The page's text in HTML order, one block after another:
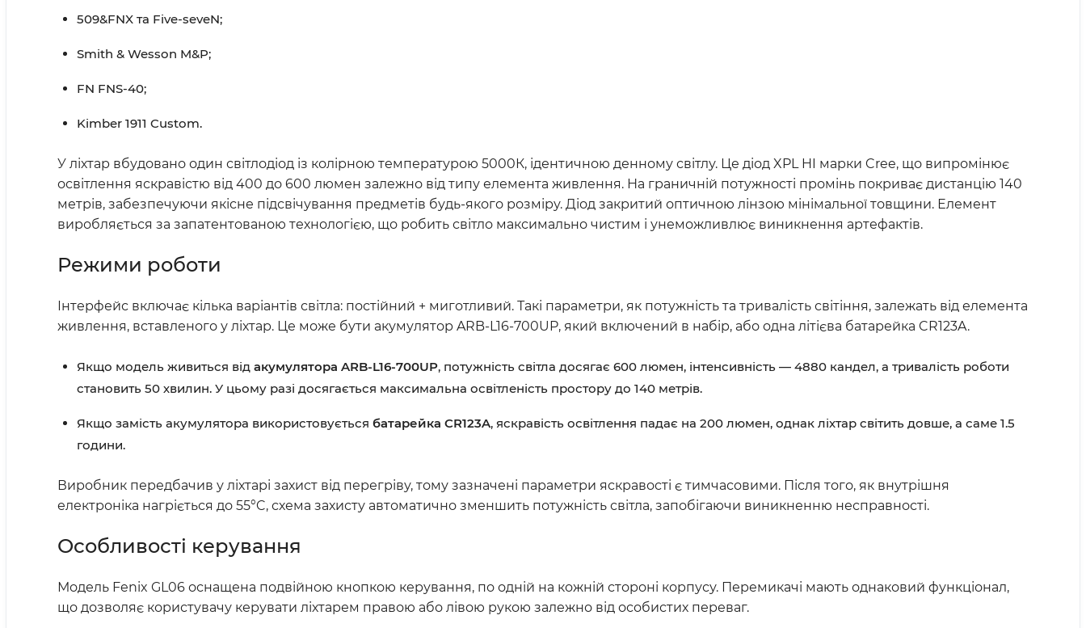
509&FNX та Five-seveN;
Smith & Wesson M&P;
FN FNS-40;
Kimber 1911 Custom.
У ліхтар вбудовано один світлодіод із колірною температурою 5000К, ідентичною денному світлу. Це діод XPL HI марки Cree, що випромінює
освітлення яскравістю від 400 до 600 люмен залежно від типу елемента живлення. На граничній потужності промінь покриває дистанцію 140
метрів, забезпечуючи якісне підсвічування предметів будь-якого розміру. Діод закритий оптичною лінзою мінімальної товщини. Елемент
виробляється за запатентованою технологією, що робить світло максимально чистим і унеможливлює виникнення артефактів.
Режими роботи
Інтерфейс включає кілька варіантів світла: постійний + миготливий. Такі параметри, як потужність та тривалість світіння, залежать від елемента
живлення, вставленого у ліхтар. Це може бути акумулятор ARB-L16-700UP, який включений в набір, або одна літієва батарейка CR123A.
Якщо модель живиться від акумулятора ARB-L16-700UP, потужність світла досягає 600 люмен, інтенсивність — 4880 кандел, а тривалість роботи
становить 50 хвилин. У цьому разі досягається максимальна освітленість простору до 140 метрів.
Якщо замість акумулятора використовується батарейка CR123A, яскравість освітлення падає на 200 люмен, однак ліхтар світить довше, а саме 1.5
години.
Виробник передбачив у ліхтарі захист від перегріву, тому зазначені параметри яскравості є тимчасовими. Після того, як внутрішня
електроніка нагріється до 55°C, схема захисту автоматично зменшить потужність світла, запобігаючи виникненню несправності.
Особливості керування
Модель Fenix GL06 оснащена подвійною кнопкою керування, по одній на кожній стороні корпусу. Перемикачі мають однаковий функціонал,
що дозволяє користувачу керувати ліхтарем правою або лівою рукою залежно від особистих переваг.